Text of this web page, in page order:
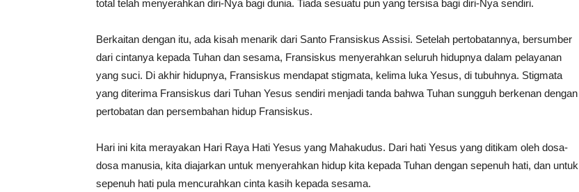
total telah menyerahkan diri-Nya bagi dunia. Tiada sesuatu pun yang tersisa bagi diri-Nya sendiri.
Berkaitan dengan itu, ada kisah menarik dari Santo Fransiskus Assisi. Setelah pertobatannya, bersumber
dari cintanya kepada Tuhan dan sesama, Fransiskus menyerahkan seluruh hidupnya dalam pelayanan
yang suci. Di akhir hidupnya, Fransiskus mendapat stigmata, kelima luka Yesus, di tubuhnya. Stigmata
yang diterima Fransiskus dari Tuhan Yesus sendiri menjadi tanda bahwa Tuhan sungguh berkenan dengan
pertobatan dan persembahan hidup Fransiskus.
Hari ini kita merayakan Hari Raya Hati Yesus yang Mahakudus. Dari hati Yesus yang ditikam oleh dosa-
dosa manusia, kita diajarkan untuk menyerahkan hidup kita kepada Tuhan dengan sepenuh hati, dan untuk
sepenuh hati pula mencurahkan cinta kasih kepada sesama.